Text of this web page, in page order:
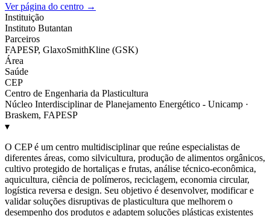
Ver página do centro →
Instituição
Instituto Butantan
Parceiros
FAPESP, GlaxoSmithKline (GSK)
Área
Saúde
CEP
Centro de Engenharia da Plasticultura
Núcleo Interdisciplinar de Planejamento Energético - Unicamp ·
Braskem, FAPESP
▾
O CEP é um centro multidisciplinar que reúne especialistas de
diferentes áreas, como silvicultura, produção de alimentos orgânicos,
cultivo protegido de hortaliças e frutas, análise técnico-econômica,
aquicultura, ciência de polímeros, reciclagem, economia circular,
logística reversa e design. Seu objetivo é desenvolver, modificar e
validar soluções disruptivas de plasticultura que melhorem o
desempenho dos produtos e adaptem soluções plásticas existentes